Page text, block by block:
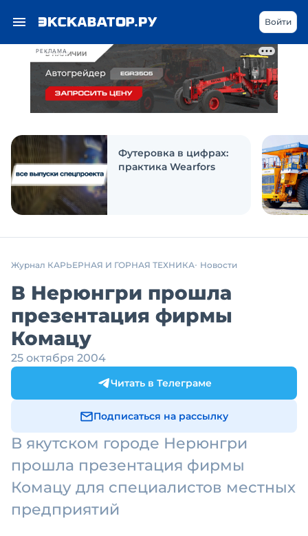
РЕКЛАМА
Войти
Футеровка в цифрах:
практика Wearfors
Журнал КАРЬЕРНАЯ И ГОРНАЯ ТЕХНИКА Новости
В Нерюнгри прошла
презентация фирмы
Комацу
25 октября 2004
Читать в Телеграме
Подписаться на рассылку
В якутском городе Нерюнгри
прошла презентация фирмы
Комацу для специалистов местных
предприятий